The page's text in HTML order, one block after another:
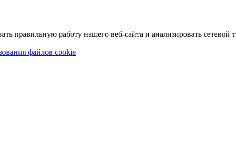
правильную работу нашего веб-сайта и анализировать сетевой
файлов cookie